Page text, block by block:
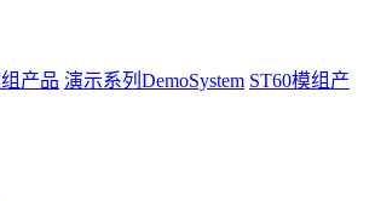
产品 演示系列DemoSystem ST60模组产